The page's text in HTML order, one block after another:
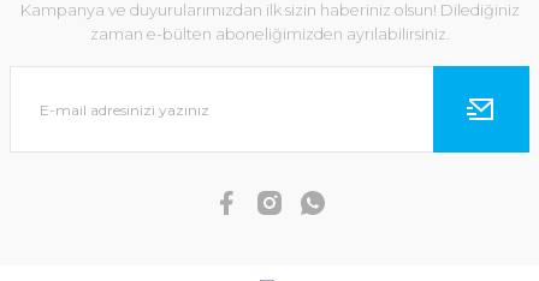
Kampanya ve duyurularımızdan ilk sizin haberiniz olsun! Dilediğiniz
zaman e-bülten aboneliğimizden ayrılabilirsiniz.